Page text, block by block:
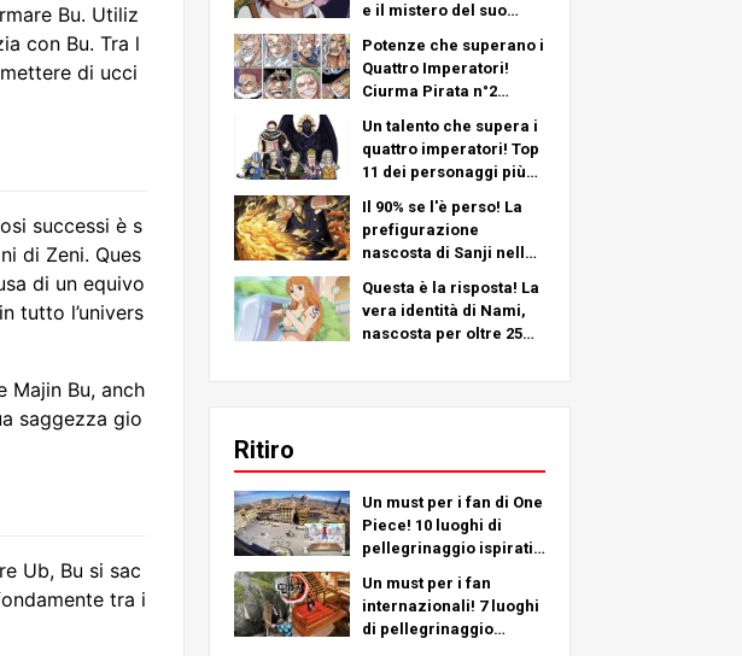
Bu. Utiliz
con Bu. Tra l
di ucci
successi è s
di Zeni. Ques
di un equivo
tutto l’univers
Majin Bu, anch
saggezza gio
Ub, Bu si sac
tra i
e il mistero del suo
Un'analisi approfondita
dell'ultimo capitolo!
Potenze che superano i
Quattro Imperatori!
Ciurma Pirata n°2
11 (dal 5° al 1°)
Un talento che supera i
quattro imperatori! Top
11 dei personaggi più
Pirata n. 2 (dall'11° al 6°
posto)
Il 90% se l'è perso! La
prefigurazione
nascosta di Sanji nella
Paglia!
Questa è la risposta! La
vera identità di Nami,
nascosta per oltre 25
Ritiro
Un must per i fan di One
Piece! 10 luoghi di
pellegrinaggio ispirati
mondo!
Un must per i fan
internazionali! 7 luoghi
di pellegrinaggio